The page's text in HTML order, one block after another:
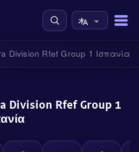
Division Rfef Group 1 Ισπανία
Division Rfef Group 1